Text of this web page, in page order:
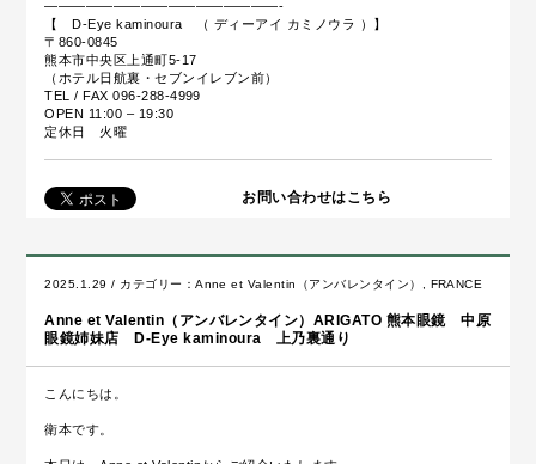
—————————————————-
【 D-Eye kaminoura （ ディーアイ カミノウラ ）】
〒860-0845
熊本市中央区上通町5-17
（ホテル日航裏・セブンイレブン前）
TEL / FAX 096-288-4999
OPEN 11:00 – 19:30
定休日 火曜
お問い合わせはこちら
2025.1.29 / カテゴリー：Anne et Valentin（アンバレンタイン） FRANCE
Anne et Valentin（アンバレンタイン）ARIGATO 熊本眼鏡 中原
眼鏡姉妹店 D-Eye kaminoura 上乃裏通り
こんにちは。
衛本です。